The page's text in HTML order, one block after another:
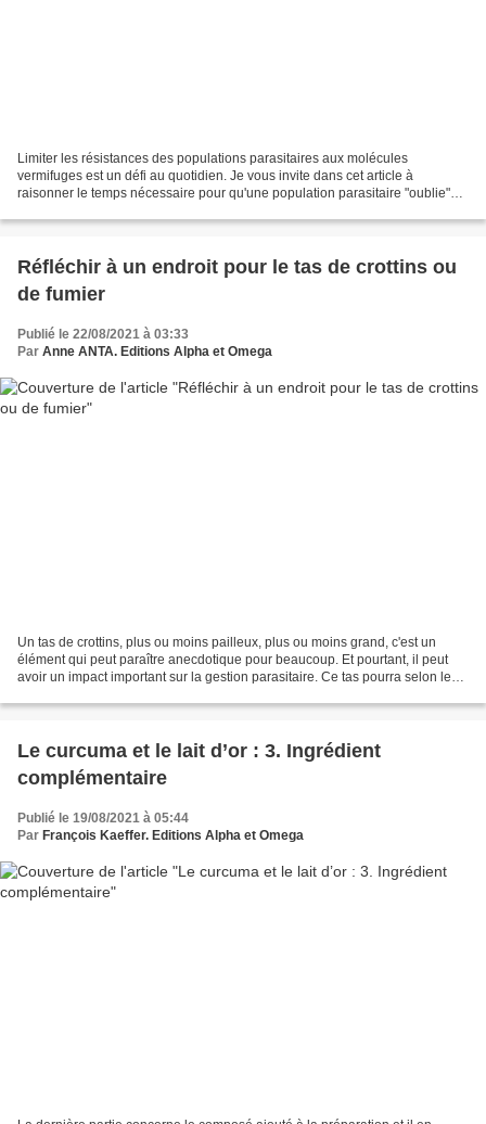
Limiter les résistances des populations parasitaires aux molécules
vermifuges est un défi au quotidien. Je vous invite dans cet article à
raisonner le temps nécessaire pour qu'une population parasitaire "oublie"
Réfléchir à un endroit pour le tas de crottins ou
de fumier
Publié le 22/08/2021 à 03:33
Par Anne ANTA. Editions Alpha et Omega
Un tas de crottins, plus ou moins pailleux, plus ou moins grand, c'est un
élément qui peut paraître anecdotique pour beaucoup. Et pourtant, il peut
avoir un impact important sur la gestion parasitaire. Ce tas pourra selon les
Le curcuma et le lait d’or : 3. Ingrédient
complémentaire
Publié le 19/08/2021 à 05:44
Par François Kaeffer. Editions Alpha et Omega